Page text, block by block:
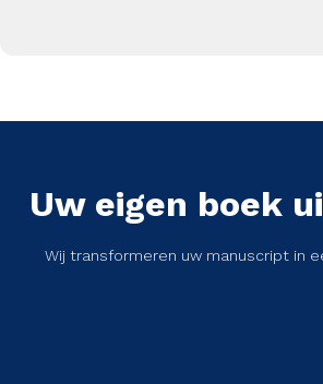
Uw eigen boek
Wij transformeren uw manuscript in